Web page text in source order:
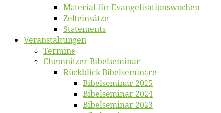
Ma­te­ri­al für Evangelisationswochen
Zelt­ein­sät­ze
State­ments
Ver­an­stal­tun­gen
Ter­mi­ne
Chemnit­zer Bibelseminar
Rück­blick Bibelseminare
Bi­bel­se­mi­nar 2025
Bi­bel­se­mi­nar 2024
Bi­bel­se­mi­nar 2023